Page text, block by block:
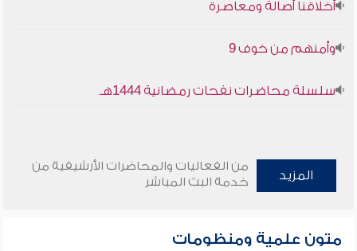
أخلاقنا أصالة ومعاصرة
وأمنهم من خوف 9
سلسلة محاضرات نفحات رمضانية 1444هـ
المزيد
من الفعاليات والمحاضرات الأرشيفية من
خدمة البث المباشر
متون علمية ومنظومات